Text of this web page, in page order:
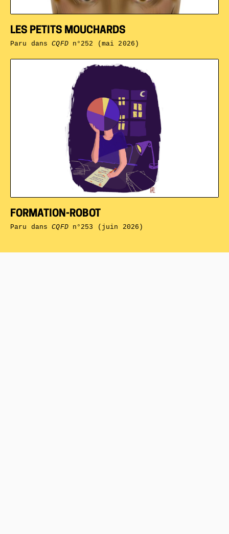
FORMATION-ROBOT
Paru dansCQFDn°253 (juin 2026)
LES PETITS MOUCHARDS
Paru dansCQFDn°252 (mai 2026)